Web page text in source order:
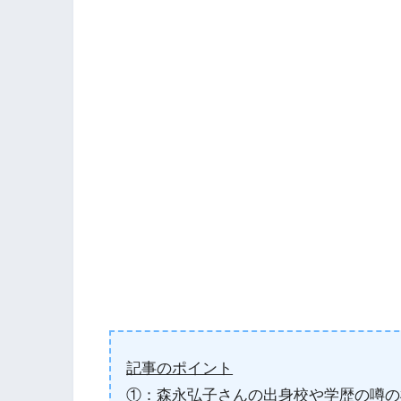
記事のポイント
①：森永弘子さんの出身校や学歴の噂